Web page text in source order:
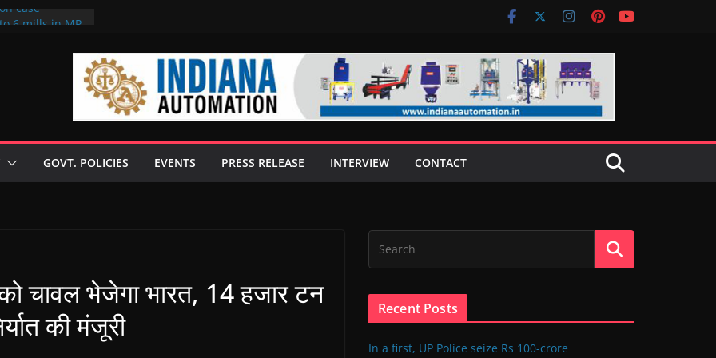
case
GOVT. POLICIES EVENTS PRESS RELEASE INTERVIEW CONTACT
चावल भेजेगा भारत, 14 हजार टन
की मंजूरी
Recent Posts
In a first, UP Police seize Rs 100-crore